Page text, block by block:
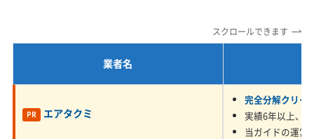
になるんです。普通のホコリと
違って、水を弾いてしまうの
で、ご家庭でのフィルター掃除
だけでは奥までキレイにするの
年末年始対応
防カビ・抗菌 消臭処理 防汚コーティング
スクロールできます
業者名
PR エアタクミ
完全分解クリー
実績6年以上、
当ガイドの運営